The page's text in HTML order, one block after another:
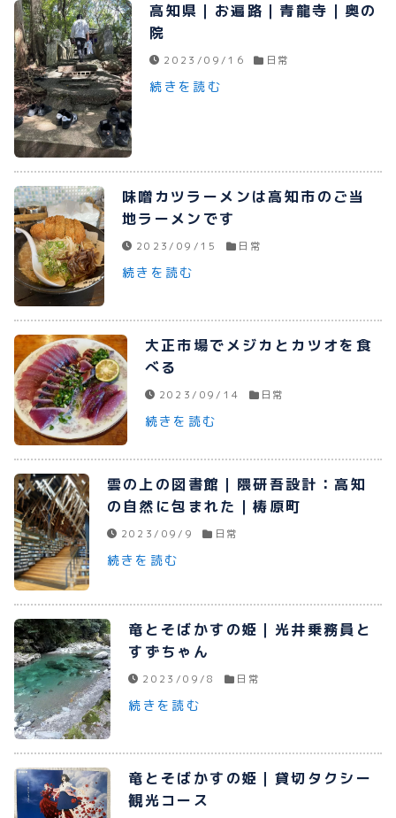
高知県｜お遍路｜青龍寺｜奥の
院
2023/09/16 日常
続きを読む
味噌カツラーメンは高知市のご当
地ラーメンです
2023/09/15 日常
続きを読む
大正市場でメジカとカツオを食
べる
2023/09/14 日常
続きを読む
雲の上の図書館｜隈研吾設計：高知
の自然に包まれた｜梼原町
2023/09/9 日常
続きを読む
竜とそばかすの姫｜光井乗務員と
すずちゃん
2023/09/8 日常
続きを読む
竜とそばかすの姫｜貸切タクシー
観光コース